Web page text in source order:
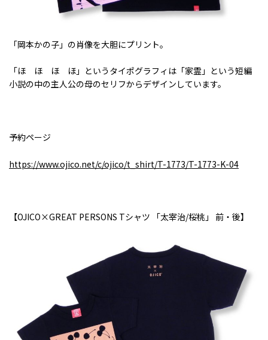
「岡本かの子」の肖像を大胆にプリント。
「ほ ほ ほ ほ」というタイポグラフィは「家霊」という短編
小説の中の主人公の母のセリフからデザインしています。
予約ページ
https://www.ojico.net/c/ojico/t_shirt/T-1773/T-1773-K-04
【OJICO×GREAT PERSONS Tシャツ 「太宰治/桜桃」 前・後】